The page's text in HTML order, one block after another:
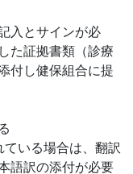
入とサインが必
た証拠書類（診療
付し健保組合に提
いる場合は、翻訳
語訳の添付が必要